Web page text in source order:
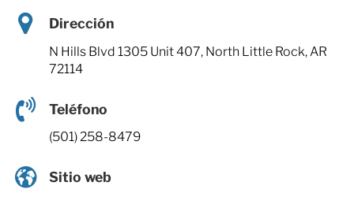
Dirección
N Hills Blvd 1305 Unit 407, North Little Rock, AR
72114
Teléfono
(501) 258-8479
Sitio web